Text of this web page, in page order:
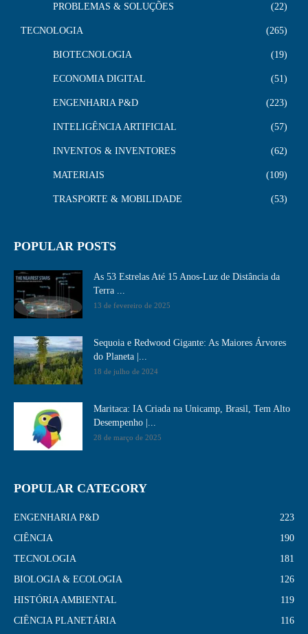
PROBLEMAS & SOLUÇÕES 22
TECNOLOGIA 265
BIOTECNOLOGIA 19
ECONOMIA DIGITAL 51
ENGENHARIA P&D 223
INTELIGÊNCIA ARTIFICIAL 57
INVENTOS & INVENTORES 62
MATERIAIS 109
TRASPORTE & MOBILIDADE 53
POPULAR POSTS
As 53 Estrelas Até 15 Anos-Luz de Distância da
Terra ...
13 de fevereiro de 2025
Sequoia e Redwood Gigante: As Maiores Árvores
do Planeta |...
18 de julho de 2024
Maritaca: IA Criada na Unicamp, Brasil, Tem Alto
Desempenho​ |...
28 de março de 2025
POPULAR CATEGORY
ENGENHARIA P&D
223
CIÊNCIA
190
TECNOLOGIA
181
BIOLOGIA & ECOLOGIA
126
HISTÓRIA AMBIENTAL
119
CIÊNCIA PLANETÁRIA
116